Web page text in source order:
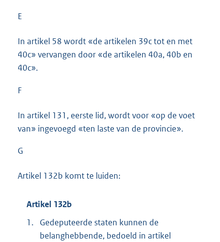
E
In artikel 58 wordt «de artikelen 39c tot en met
40c» vervangen door «de artikelen 40a, 40b en
40c».
F
In artikel 131, eerste lid, wordt voor «op de voet
van» ingevoegd «ten laste van de provincie».
G
Artikel 132b komt te luiden:
Artikel 132b
1.
Gedeputeerde staten kunnen de
belanghebbende, bedoeld in artikel